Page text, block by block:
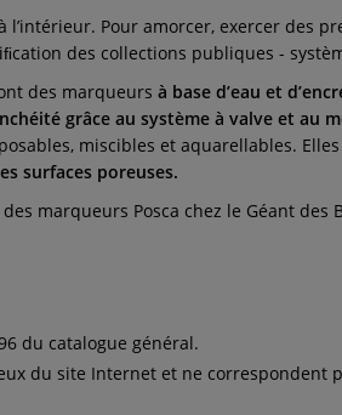
Pour amorcer, exercer des
des collections publiques -
des marqueurs à base d’eau et
grâce au système à valve et au
miscibles et aquarellables. Elles
surfaces poreuses.
marqueurs Posca chez le Géant des
du catalogue général.
du site Internet et ne correspondent